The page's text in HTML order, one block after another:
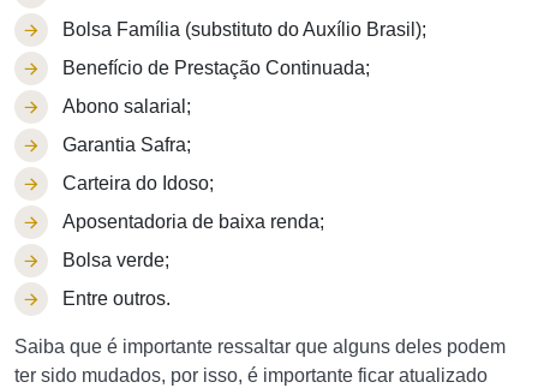
Bolsa Família (substituto do Auxílio Brasil);
Benefício de Prestação Continuada;
Abono salarial;
Garantia Safra;
Carteira do Idoso;
Aposentadoria de baixa renda;
Bolsa verde;
Entre outros.
Saiba que é importante ressaltar que alguns deles podem
ter sido mudados, por isso, é importante ficar atualizado